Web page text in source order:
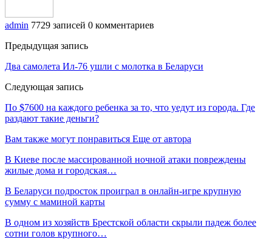
admin 7729 записей 0 комментариев
Предыдущая запись
Два самолета Ил-76 ушли с молотка в Беларуси
Следующая запись
По $7600 на каждого ребенка за то, что уедут из города. Где
раздают такие деньги?
Вам также могут понравиться Еще от автора
В Киеве после массированной ночной атаки повреждены
жилые дома и городская…
В Беларуси подросток проиграл в онлайн-игре крупную
сумму с маминой карты
В одном из хозяйств Брестской области скрыли падеж более
сотни голов крупного…